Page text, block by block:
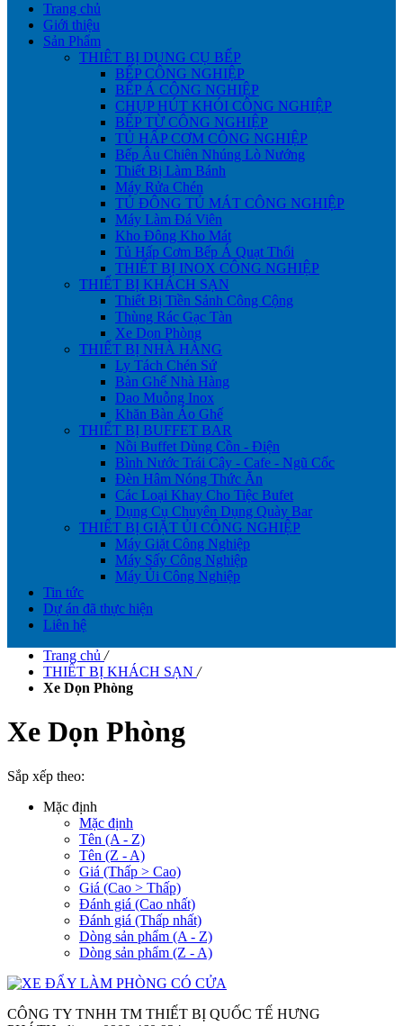
Trang chủ
Giới thiệu
Sản Phẩm
THIÊT BỊ DỤNG CỤ BẾP
BẾP CÔNG NGHIỆP
BẾP Á CÔNG NGHIỆP
CHỤP HÚT KHÓI CÔNG NGHIỆP
BẾP TỪ CÔNG NGHIỆP
TỦ HẤP CƠM CÔNG NGHIỆP
Bếp Âu Chiên Nhúng Lò Nướng
Thiết Bị Làm Bánh
Máy Rửa Chén
TỦ ĐÔNG TỦ MÁT CÔNG NGHIỆP
Máy Làm Đá Viên
Kho Đông Kho Mát
Tủ Hấp Cơm Bếp Á Quạt Thổi
THIẾT BỊ INOX CÔNG NGHIỆP
THIẾT BỊ KHÁCH SẠN
Thiết Bị Tiền Sảnh Công Cộng
Thùng Rác Gạc Tàn
Xe Dọn Phòng
THIẾT BỊ NHÀ HÀNG
Ly Tách Chén Sứ
Bàn Ghế Nhà Hàng
Dao Muỗng Inox
Khăn Bàn Áo Ghế
THIẾT BỊ BUFFET BAR
Nồi Buffet Dùng Cồn - Điện
Bình Nước Trái Cây - Cafe - Ngũ Cốc
Đèn Hâm Nóng Thức Ăn
Các Loại Khay Cho Tiệc Bufet
Dụng Cụ Chuyên Dụng Quày Bar
THIẾT BỊ GIẶT ỦI CÔNG NGHIỆP
Máy Giặt Công Nghiệp
Máy Sấy Công Nghiệp
Máy Ủi Công Nghiệp
Tin tức
Dự án đã thực hiện
Liên hệ
Trang chủ /
THIẾT BỊ KHÁCH SẠN /
Xe Dọn Phòng
Xe Dọn Phòng
Sắp xếp theo:
Mặc định
Mặc định
Tên (A - Z)
Tên (Z - A)
Giá (Thấp > Cao)
Giá (Cao > Thấp)
Đánh giá (Cao nhất)
Đánh giá (Thấp nhất)
Dòng sản phẩm (A - Z)
Dòng sản phẩm (Z - A)
CÔNG TY TNHH TM THIẾT BỊ QUỐC TẾ HƯNG